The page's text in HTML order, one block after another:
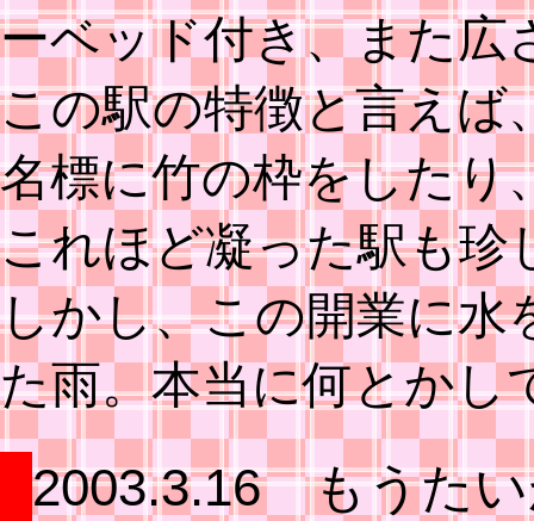
ーベッド付き、また広
この駅の特徴と言えば
名標に竹の枠をしたり
これほど凝った駅も珍
しかし、この開業に水
た雨。本当に何とかし
2003.3.16 もうた